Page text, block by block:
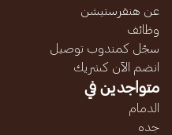
عن هنقرستيشن
وظائف
سجّل كمندوب توصيل
انضم الآن كشريك
متواجدين في
الدمام
جده